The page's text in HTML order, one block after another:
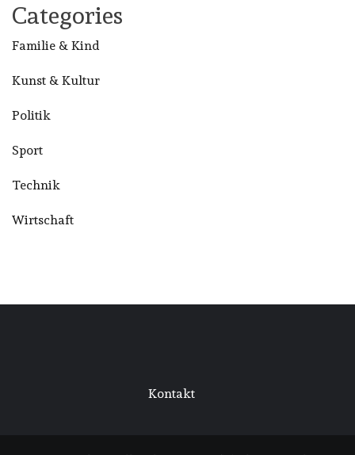
Categories
Familie & Kind
Kunst & Kultur
Politik
Sport
Technik
Wirtschaft
Kontakt